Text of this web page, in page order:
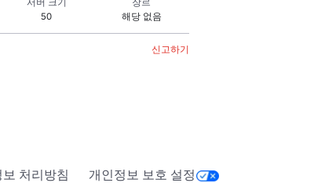
50
해당 없음
신고하기
처리방침 개인정보 보호 설정